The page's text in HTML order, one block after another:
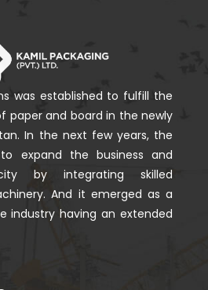
was established to fulfill the
paper and board in the newly
In the next few years, the
expand the business and
by integrating skilled
And it emerged as a
industry having an extended